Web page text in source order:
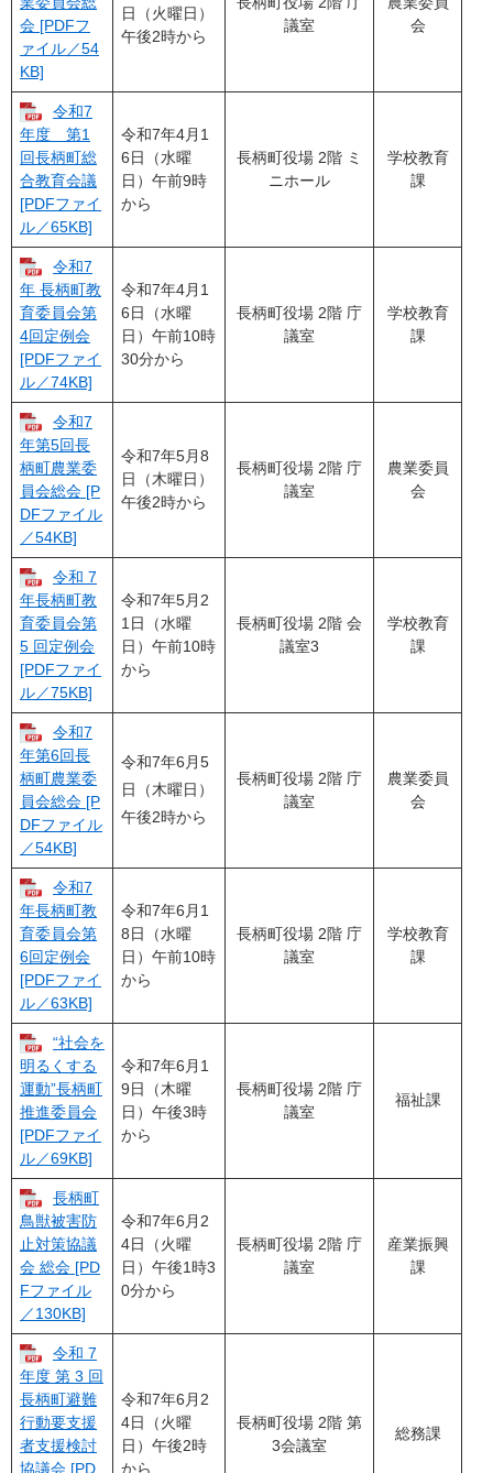
会 [PDFフ
ァイル／54
KB]
日（火曜日）
午後2時から
議室
会
令和7
年度 第1
回長柄町総
合教育会議
[PDFファイ
ル／65KB]
令和7年4月1
6日（水曜
日）午前9時
から
長柄町役場 2階 ミ
ニホール
学校教育
課
令和7
年 長柄町教
育委員会第
4回定例会
[PDFファイ
ル／74KB]
令和7年4月1
6日（水曜
日）午前10時
30分から
長柄町役場 2階 庁
議室
学校教育
課
令和7
年第5回長
柄町農業委
員会総会 [P
DFファイル
／54KB]
令和7年5月8
日（木曜日）
午後2時から
長柄町役場 2階 庁
議室
農業委員
会
令和 7
年長柄町教
育委員会第
5 回定例会
[PDFファイ
ル／75KB]
令和7年5月2
1日（水曜
日）午前10時
から
長柄町役場 2階 会
議室3
学校教育
課
令和7
年第6回長
柄町農業委
員会総会 [P
DFファイル
／54KB]
令和7年6月5
日（木曜日）
午後2時から
長柄町役場 2階 庁
議室
​農業委員
会
令和7
年長柄町教
育委員会第
6回定例会
[PDFファイ
ル／63KB]
令和7年6月1
8日（水曜
日）午前10時
から
長柄町役場 2階 庁
議室
学校教育
課
“社会を
明るくする
運動”長柄町
推進委員会
[PDFファイ
ル／69KB]
令和7年6月1
9日（木曜
日）午後3時
から
長柄町役場 2階 庁
議室
福祉課
長柄町
鳥獣被害防
止対策協議
会 総会 [PD
Fファイル
／130KB]
令和7年6月2
4日（火曜
日）午後1時3
0分から
長柄町役場 2階 庁
議室
産業振興
課
令和 7
年度 第 3 回
長柄町避難
行動要支援
者支援検討
協議会 [PD
令和7年6月2
4日（火曜
日）午後2時
から
長柄町役場 2階 第
3会議室
総務課